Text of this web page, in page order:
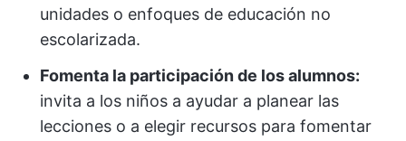
unidades o enfoques de educación no
escolarizada.
Fomenta la participación de los alumnos:
invita a los niños a ayudar a planear las
lecciones o a elegir recursos para fomentar